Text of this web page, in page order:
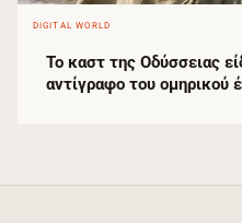
DIGITAL WORLD
Το καστ της Οδύσσειας
αντίγραφο του ομηρικού